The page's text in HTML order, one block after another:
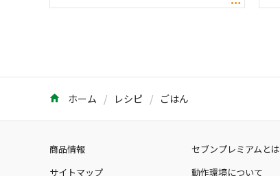
ホーム レシピ ごはん
商品情報 セブンプレミアムとは
サイトマップ
動作環境について